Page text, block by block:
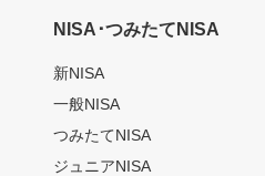
NISA･つみたてNISA
新NISA
一般NISA
つみたてNISA
ジュニアNISA